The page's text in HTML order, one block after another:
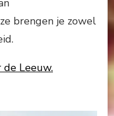
brengen je zowel
Leeuw.